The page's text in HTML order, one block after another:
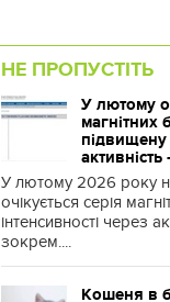
НЕ ПРОПУСТІТЬ
У лютому
магнітних
підвищену
У лютому 2026 року
очікується серія
інтенсивності через
зокрем....
Кошеня в